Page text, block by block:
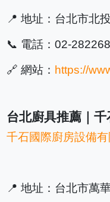
📍 地址：台北市北
📞 電話：02-
🔗 網站： https://
台北廚具推薦｜
千石國際廚房設備有
📍 地址：台北市萬